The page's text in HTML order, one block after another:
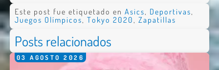
Este post fue etiquetado en Asics, Deportivas,
Juegos Olímpicos, Tokyo 2020, Zapatillas
Posts relacionados
03 AGOSTO 2026